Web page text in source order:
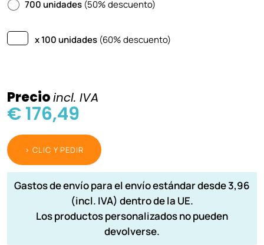
700 unidades (50% descuento)
x 100 unidades (60% descuento)
Precioincl. IVA
€ 176,49
> CLIC Y PEDIR
Gastos de envío para el envío estándar desde 3,96
(incl. IVA) dentro de la UE.
Los productos personalizados no pueden
devolverse.